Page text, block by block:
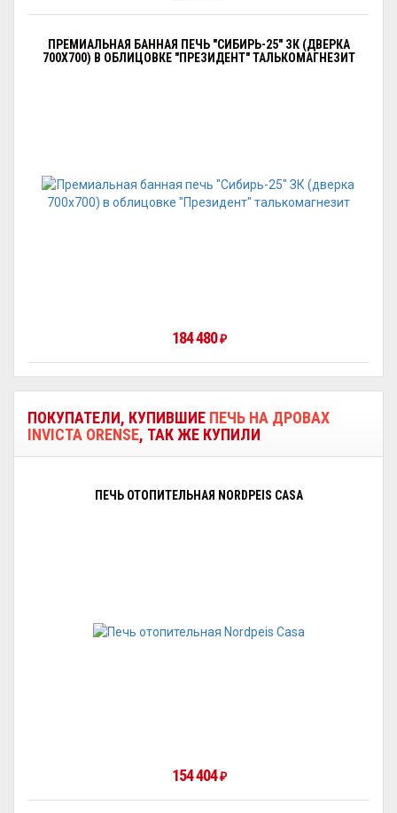
ПРЕМИАЛЬНАЯ БАННАЯ ПЕЧЬ "СИБИРЬ-25" ЗК (ДВЕРКА
700Х700) В ОБЛИЦОВКЕ "ПРЕЗИДЕНТ" ТАЛЬКОМАГНЕЗИТ
184 480₽
ПОКУПАТЕЛИ, КУПИВШИЕ ПЕЧЬ НА ДРОВАХ
INVICTA ORENSE, ТАК ЖЕ КУПИЛИ
ПЕЧЬ ОТОПИТЕЛЬНАЯ NORDPEIS CASA
154 404₽